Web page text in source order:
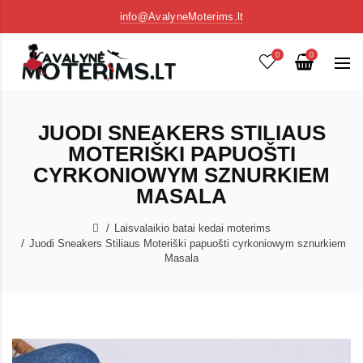
info@AvalyneMoterims.lt
0 0
JUODI SNEAKERS STILIAUS
MOTERIŠKI PAPUOŠTI
CYRKONIOWYM SZNURKIEM
MASALA
Laisvalaikio batai kedai moterims
Juodi Sneakers Stiliaus Moteriški papuošti cyrkoniowym sznurkiem
Masala